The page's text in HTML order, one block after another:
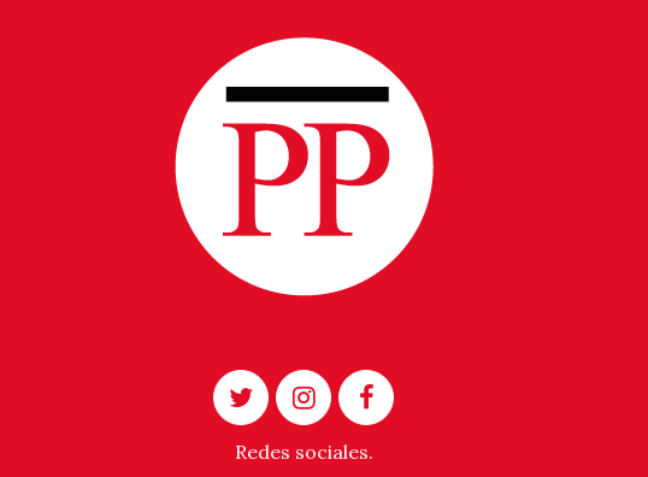
Redes sociales.